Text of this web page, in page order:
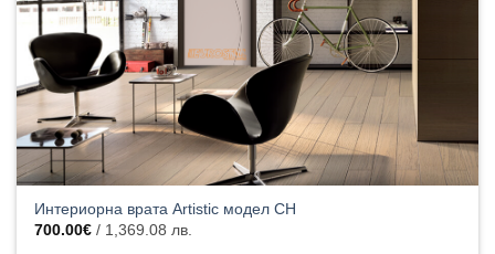
Интериорна врата Artistic модел CH
700.00€ / 1,369.08 лв.